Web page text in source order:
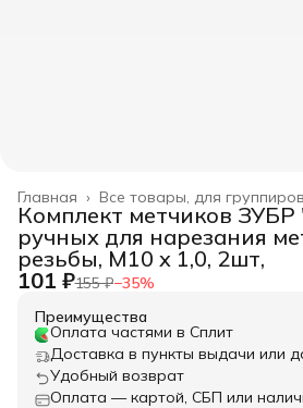
Все товары, для
Главная ›
Комплект метчиков
ручных для нарезания
резьбы, М10 x 1,0, 2шт,
101 ₽155 ₽−35%
Преимущества
Оплата частями в Сплит
Доставка в пункты выдачи или
Удобный возврат
Оплата — картой, СБП или